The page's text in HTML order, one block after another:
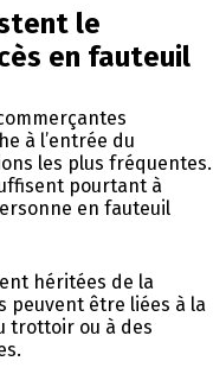
le
en fauteuil
à l’entrée du
les plus fréquentes.
pourtant à
en fauteuil
héritées de la
peuvent être liées à la
trottoir ou à des